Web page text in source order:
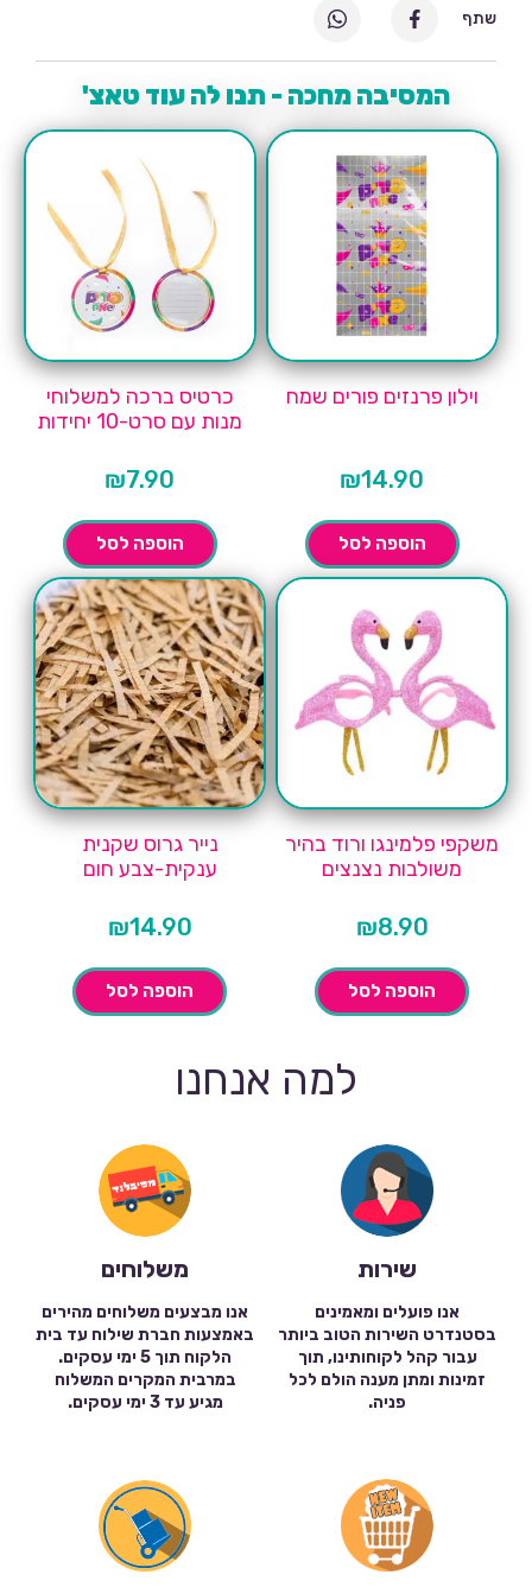
המסיבה מחכה - תנו לה עוד טאצ'
וילון פרנזים פורים שמח
₪14.90
הוספה לסל
כרטיס ברכה למשלוחי
מנות עם סרט-10 יחידות
₪7.90
הוספה לסל
משקפי פלמינגו ורוד בהיר
משולבות נצנצים
₪8.90
הוספה לסל
נייר גרוס שקנית
ענקית-צבע חום
₪14.90
הוספה לסל
שתף
למה אנחנו
שירות
אנו פועלים ומאמינים
בסטנדרט השירות הטוב ביותר
עבור קהל לקוחותינו, תוך
זמינות ומתן מענה הולם לכל
פניה.
משלוחים
אנו מבצעים משלוחים מהירים
באמצעות חברת שילוח עד בית
הלקוח תוך 5 ימי עסקים.
במרבית המקרים המשלוח
מגיע עד 3 ימי עסקים.